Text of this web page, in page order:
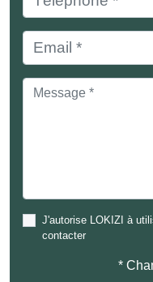
J'autorise LOKIZI à
contacter
*